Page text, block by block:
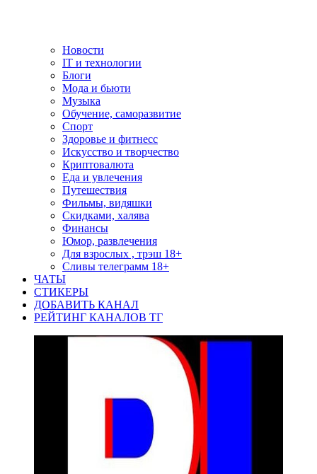
Новости
IT и технологии
Блоги
Мода и бьюти
Музыка
Обучение, саморазвитие
Спорт
Здоровье и фитнесс
Искусство и творчество
Криптовалюта
Еда и увлечения
Путешествия
Фильмы, видяшки
Скидками, халява
Финансы
Юмор, развлечения
Для взрослых , трэш 18+
Сливы телеграмм 18+
ЧАТЫ
СТИКЕРЫ
ДОБАВИТЬ КАНАЛ
РЕЙТИНГ КАНАЛОВ ТГ